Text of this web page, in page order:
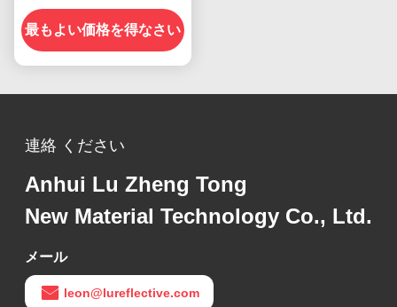
ィルム素材
最もよい価格を得なさい
連絡 ください
Anhui Lu Zheng Tong
New Material Technology Co., Ltd.
メール
leon@lureflective.com